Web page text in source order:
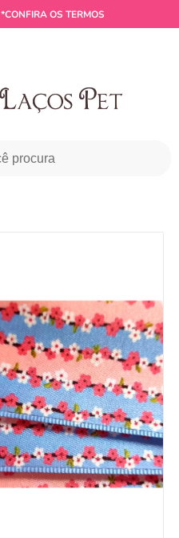
*CONFIRA OS TERMOS